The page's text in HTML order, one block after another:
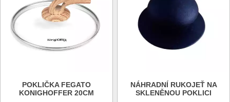
POKLIČKA FEGATO
KONIGHOFFER 20CM
NÁHRADNÍ RUKOJEŤ NA
SKLENĚNOU POKLICI